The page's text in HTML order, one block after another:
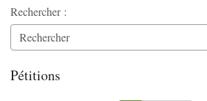
Rechercher :
Pétitions